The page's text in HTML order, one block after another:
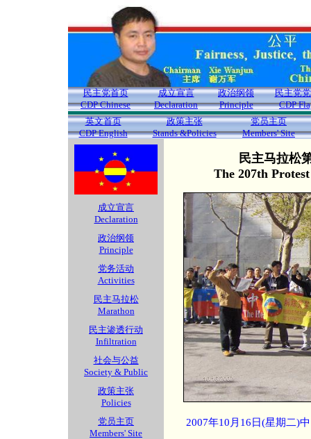
民主党首页
CDP Chinese
成立宣言
Declaration
政治纲领
Principle
民主党
CDP
英文首页
CDP English
政策主张
Stands &Policies
党员主页
Members' Site
成立宣言
Declaration
政治纲领
Principle
党务活动
Activities
民主马拉松
Marathon
民主渗透行动
Infiltration
社会与公益
Society & Public
政策主张
Policies
党员主页
Members' Site
民主马拉松
The 207th
2007年10月16日(星期二)